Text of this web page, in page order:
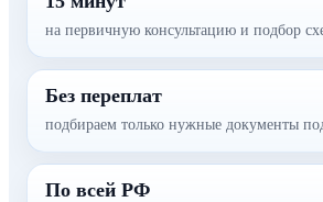
на первичную консультацию и подбор
Без переплат
подбираем только нужные документы
По всей РФ